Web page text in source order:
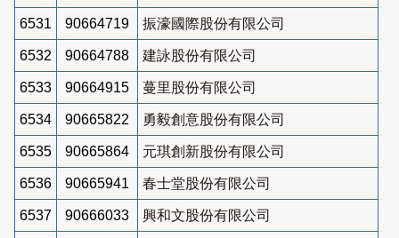
6531 90664719 振濠國際股份有限公司
6532 90664788 建詠股份有限公司
6533 90664915 蔓里股份有限公司
6534 90665822 勇毅創意股份有限公司
6535 90665864 元琪創新股份有限公司
6536 90665941 春士堂股份有限公司
6537 90666033 興和文股份有限公司